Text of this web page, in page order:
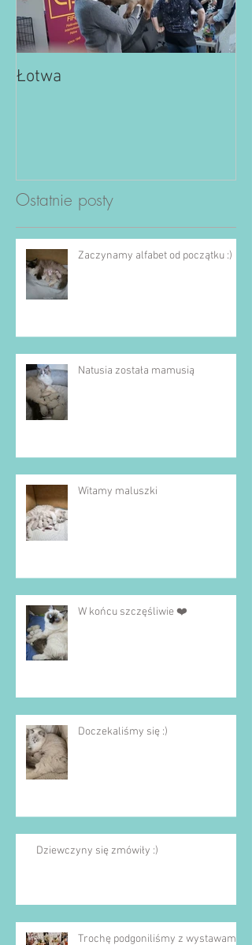
Łotwa
Ostatnie posty
Zaczynamy alfabet od początku :)
Natusia została mamusią
Witamy maluszki
W końcu szczęśliwie ❤️
Doczekaliśmy się :)
Dziewczyny się zmówiły :)
Trochę podgoniliśmy z wystawami